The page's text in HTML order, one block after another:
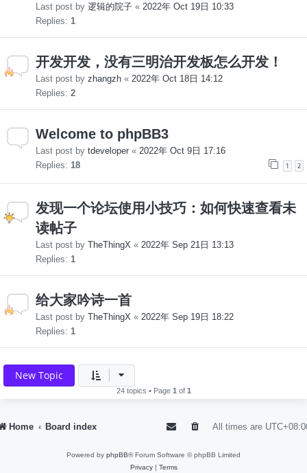
Last post by 逻辑的院子 « 2022年 Oct 19日 10:33
Replies: 1
开发开发，没有三明治开发板怎么开发！
Last post by zhangzh « 2022年 Oct 18日 14:12
Replies: 2
Welcome to phpBB3
Last post by tdeveloper « 2022年 Oct 9日 17:16
Replies: 18 1 2
发现一个论坛使用小技巧：如何快速查看未
读帖子
Last post by TheThingX « 2022年 Sep 21日 13:13
Replies: 1
给大家吟诗一首
Last post by TheThingX « 2022年 Sep 19日 18:22
Replies: 1
New Topic
24 topics • Page 1 of 1
Home Board index All times are
Powered by phpBB® Forum Software © phpBB Limited
Privacy| Terms